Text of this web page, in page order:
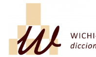
Saltar al contenido